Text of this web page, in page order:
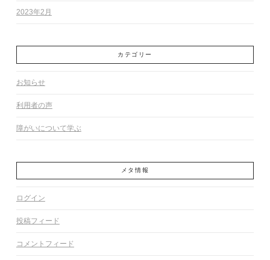
2023年2月
カテゴリー
お知らせ
利用者の声
障がいについて学ぶ
メタ情報
ログイン
投稿フィード
コメントフィード